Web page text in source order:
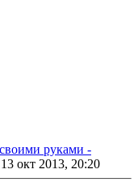
руками -
13 окт 2013, 20:20